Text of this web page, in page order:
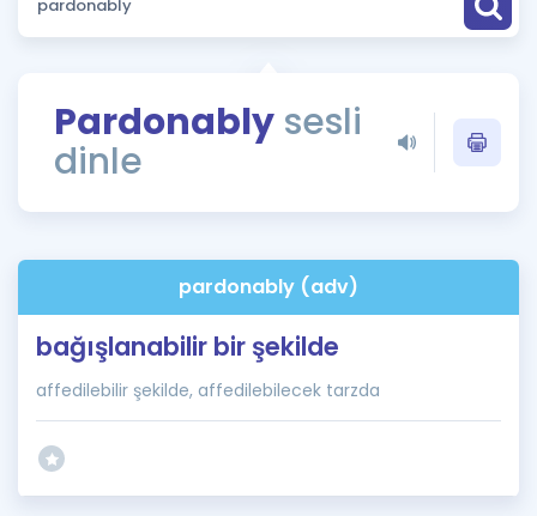
Puan Hesaplama
ÖSYM Sınav Takvimi
Kampanyalar
İngilizce Gramer
Pardonably sesli
dinle
pardonably (adv)
bağışlanabilir bir şekilde
affedilebilir şekilde, affedilebilecek tarzda